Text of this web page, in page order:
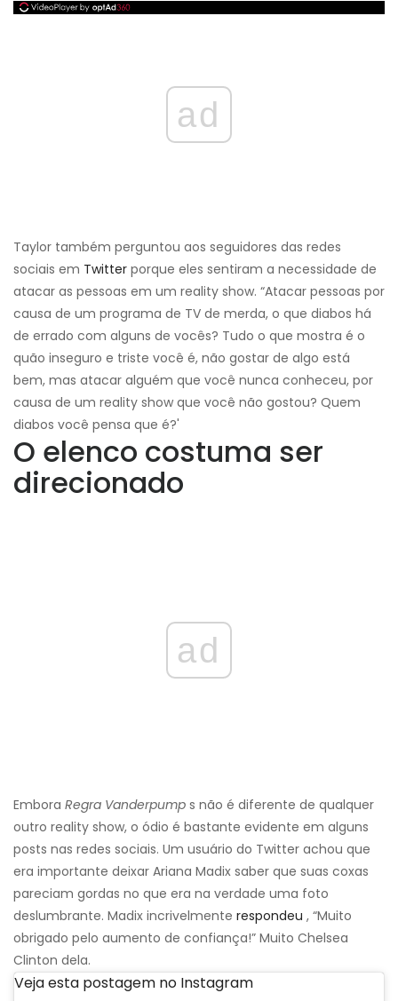
ad
Taylor também perguntou aos seguidores das redes
sociais em Twitter porque eles sentiram a necessidade de
atacar as pessoas em um reality show. “Atacar pessoas por
causa de um programa de TV de merda, o que diabos há
de errado com alguns de vocês? Tudo o que mostra é o
quão inseguro e triste você é, não gostar de algo está
bem, mas atacar alguém que você nunca conheceu, por
causa de um reality show que você não gostou? Quem
diabos você pensa que é?'
O elenco costuma ser
direcionado
ad
Embora Regra Vanderpump s não é diferente de qualquer
outro reality show, o ódio é bastante evidente em alguns
posts nas redes sociais. Um usuário do Twitter achou que
era importante deixar Ariana Madix saber que suas coxas
pareciam gordas no que era na verdade uma foto
deslumbrante. Madix incrivelmente respondeu , “Muito
obrigado pelo aumento de confiança!” Muito Chelsea
Clinton dela.
Veja esta postagem no Instagram